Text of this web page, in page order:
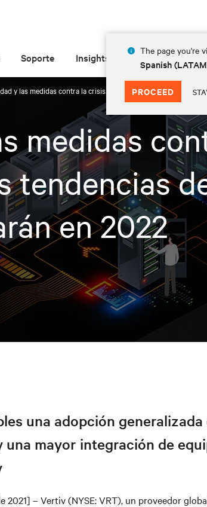
The page you're
Spanish
PROCEED
Soporte Insights Acerca de
y las medidas contra la crisis climática dominan las
medidas
tendencias
en 2022
una adopción generalizada
mayor integración de
2021] – Vertiv (NYSE: VRT), un proveedor